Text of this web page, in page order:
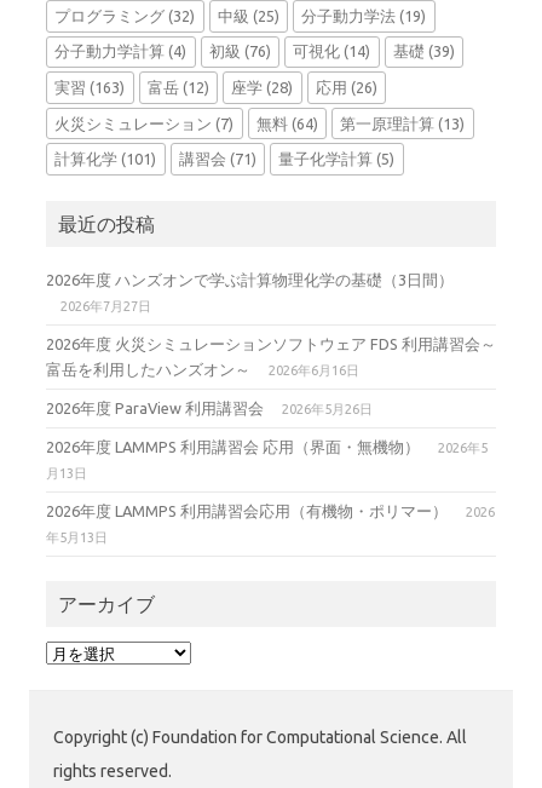
プログラミング (32) 中級 (25) 分子動力学法 (19)
分子動力学計算 (4) 初級 (76) 可視化 (14) 基礎 (39)
実習 (163) 富岳(12) 座学 (28) 応用 (26)
火災シミュレーション (7) 無料(64) 第一原理計算 (13)
計算化学 (101) 講習会 (71) 量子化学計算 (5)
最近の投稿
2026年度 ハンズオンで学ぶ計算物理化学の基礎（3日間）
2026年7月27日
2026年度 火災シミュレーションソフトウェア FDS 利用講習会～
富岳を利用したハンズオン～
2026年6月16日
2026年度 ParaView 利用講習会 2026年5月26日
2026年度 LAMMPS 利用講習会 応用（界面・無機物）
2026年5
月13日
2026年度 LAMMPS 利用講習会応用（有機物・ポリマー）
2026
年5月13日
アーカイブ
ア
ブ
Copyright (c) Foundation for Computational Science. All
rights reserved.